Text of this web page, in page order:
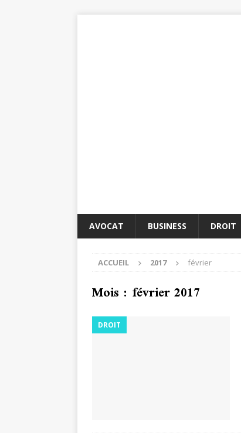
AVOCAT BUSINESS DROIT
ACCUEIL 2017 février
Mois : février 2017
DROIT